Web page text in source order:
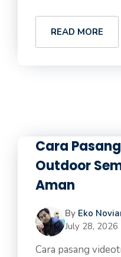
READ MORE
Cara
Outdoor
Aman
By Eko
July 28, 2026
Cara pasang